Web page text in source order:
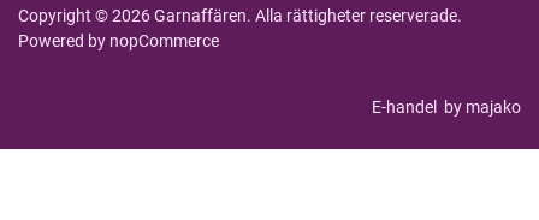
Copyright © 2026 Garnaffären. Alla rättigheter reserverade.
Powered by nopCommerce
E-handel by majako